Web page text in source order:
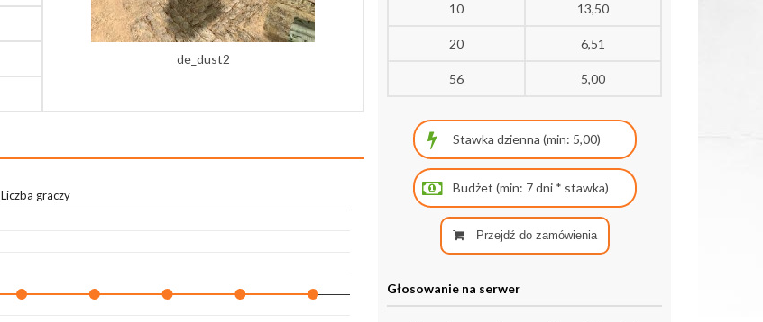
de_dust2
Liczba graczy
10 13,50
20 6,51
56 5,00
Przejdź do zamówienia
Głosowanie na serwer